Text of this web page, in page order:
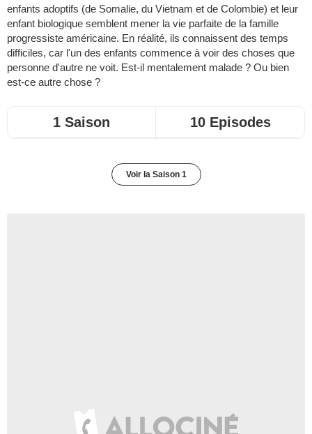
enfants adoptifs (de Somalie, du Vietnam et de Colombie) et leur
enfant biologique semblent mener la vie parfaite de la famille
progressiste américaine. En réalité, ils connaissent des temps
difficiles, car l'un des enfants commence à voir des choses que
personne d'autre ne voit. Est-il mentalement malade ? Ou bien
est-ce autre chose ?
1 Saison 10 Episodes
Voir la Saison 1